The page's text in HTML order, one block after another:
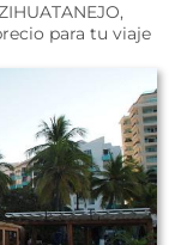
para tu viaje